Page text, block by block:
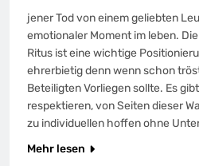
jener Tod von einem geliebten
emotionaler Moment im leben.
Ritus ist eine wichtige
ehrerbietig denn wenn schon
Beteiligten Vorliegen sollte. Es
respektieren, von Seiten dieser
zu individuellen hoffen ohne
Mehr lesen